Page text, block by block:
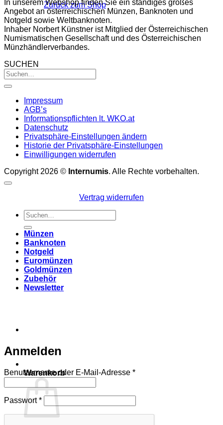
Zurück zum Shop
Warenkorb
In unserem Webshop finden Sie ein ständiges großes
Angebot an österreichischen Münzen, Banknoten und
Notgeld sowie Weltbanknoten.
Inhaber Norbert Künstner ist Mitglied der Österreichischen
Numismatischen Gesellschaft und des Österreichischen
Münzhändlerverbandes.
SUCHEN
Impressum
AGB’s
Informationspflichten lt. WKO.at
Datenschutz
Privatsphäre-Einstellungen ändern
Historie der Privatsphäre-Einstellungen
Einwilligungen widerrufen
Copyright 2026 © Internumis. Alle Rechte vorbehalten.
Vertrag widerrufen
Suchen
nach:
Münzen
Banknoten
Notgeld
Euromünzen
Goldmünzen
Zubehör
Newsletter
Anmelden
Benutzername oder E-Mail-Adresse *Erforderlich
Passwort*Erforderlich